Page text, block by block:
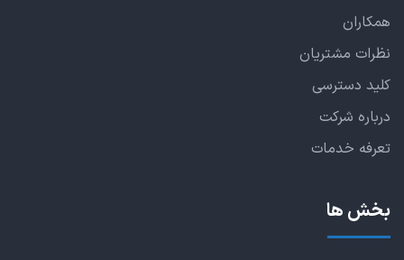
همکاران
نظرات مشتریان
کلید دسترسی
درباره شرکت
تعرفه خدمات
بخش ها